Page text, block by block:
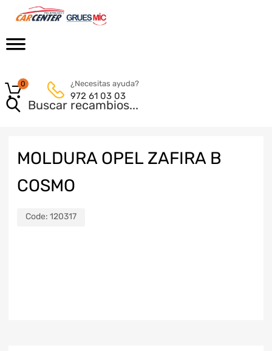
¿Necesitas ayuda?
972 61 03 03
0
MOLDURA OPEL ZAFIRA B
COSMO
Code: 120317